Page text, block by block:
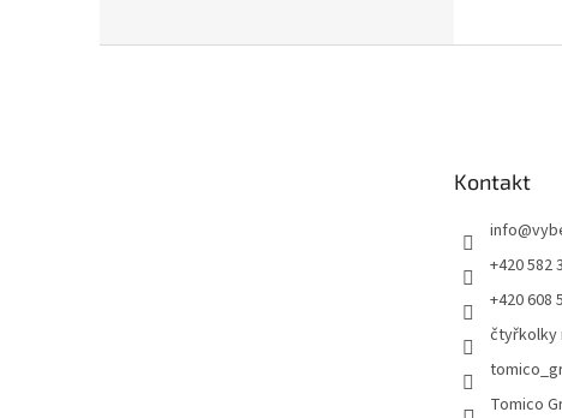
Kontakt
info@
+420 582
+420 608
čtyřkolky
Tomico